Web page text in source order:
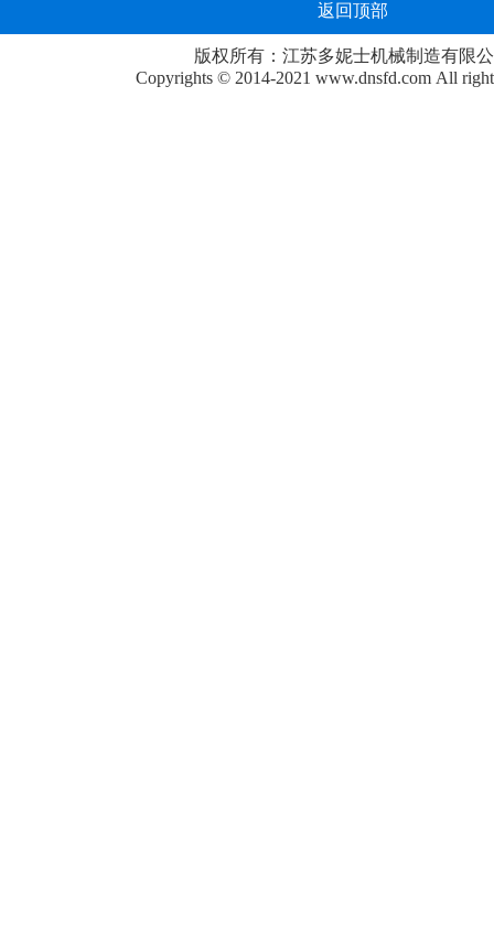
返回顶部
版权所有：江苏多妮士机械制造有限
Copyrights © 2014-2021 www.dnsfd.com All